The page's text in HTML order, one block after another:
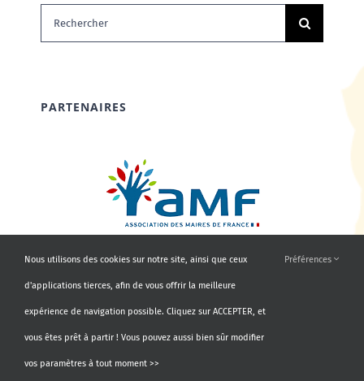
Rechercher:
PARTENAIRES
Nous utilisons des cookies sur notre site, ainsi que ceux
d'applications tierces, afin de vous offrir la meilleure
expérience de navigation possible. Cliquez sur ACCEPTER, et
vous êtes prêt à partir ! Vous pouvez aussi bien sûr modifier
vos paramètres à tout moment >>
Préférences